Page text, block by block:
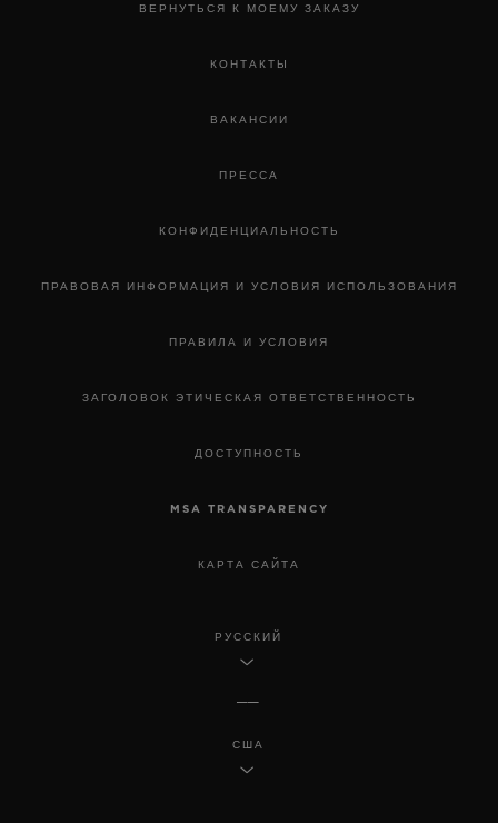
ВЕРНУТЬСЯ К МОЕМУ ЗАКАЗУ
КОНТАКТЫ
ВАКАНСИИ
ПРЕССА
КОНФИДЕНЦИАЛЬНОСТЬ
ПРАВОВАЯ ИНФОРМАЦИЯ И УСЛОВИЯ ИСПОЛЬЗОВАНИЯ
ПРАВИЛА И УСЛОВИЯ
ЗАГОЛОВОК ЭТИЧЕСКАЯ ОТВЕТСТВЕННОСТЬ
ДОСТУПНОСТЬ
MSA TRANSPARENCY
КАРТА САЙТА
РУССКИЙ
США